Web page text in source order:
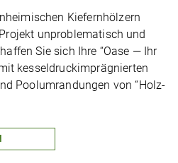
Kie­fern­höl­zern
unpro­ble­ma­tisch und
Sie sich Ihre “Oase — Ihr
kes­sel­druck­im­prä­gnier­ten
Pool­um­ran­dun­gen von “Holz-